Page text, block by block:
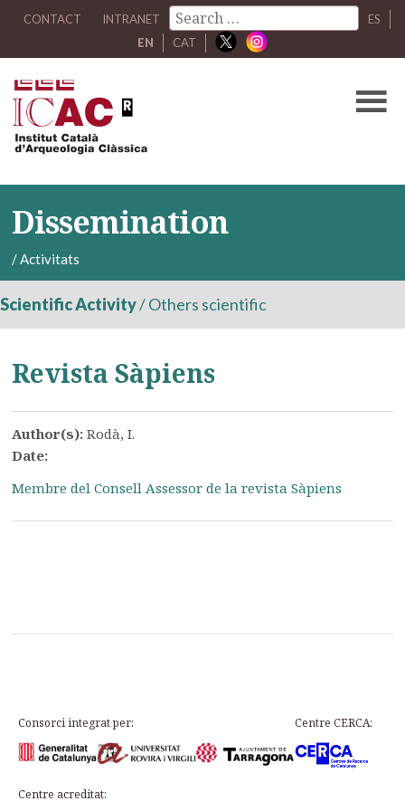
CONTACT INTRANET
ES
EN
CAT
Dissemination
/Activitats
Scientific Activity/Others scientific
Revista Sàpiens
Author(s):Rodà, I.
Date:
Membre del Consell Assessor de la revista Sàpiens
Consorci integrat per: Centre CERCA:
Centre acreditat: